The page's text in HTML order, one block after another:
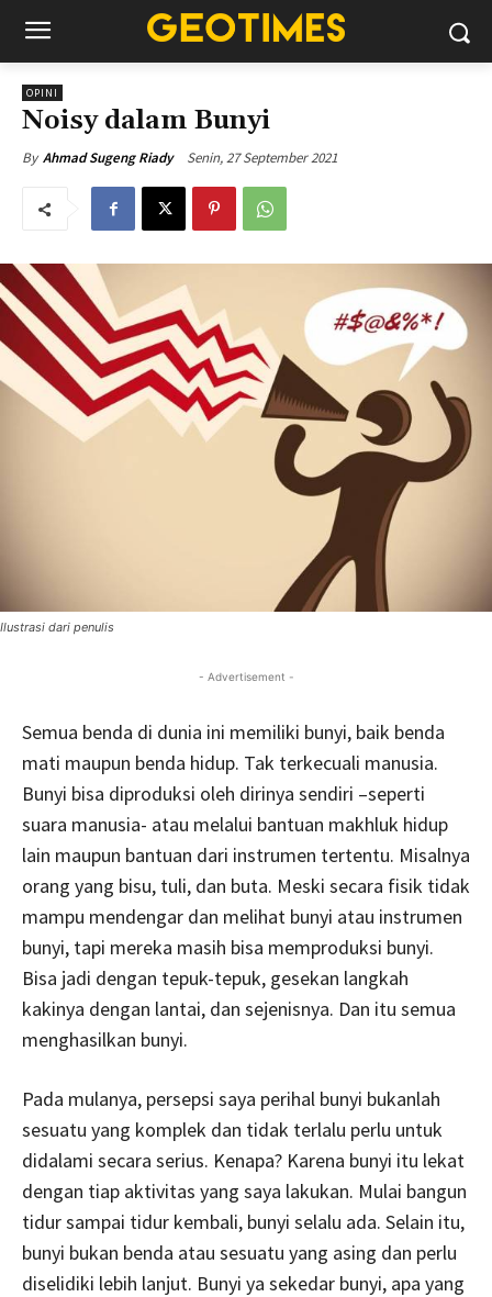
OPINI
Noisy dalam Bunyi
By Ahmad Sugeng Riady Senin, 27 September 2021
Ilustrasi dari penulis
- Advertisement -
Semua benda di dunia ini memiliki bunyi, baik benda
mati maupun benda hidup. Tak terkecuali manusia.
Bunyi bisa diproduksi oleh dirinya sendiri –seperti
suara manusia- atau melalui bantuan makhluk hidup
lain maupun bantuan dari instrumen tertentu. Misalnya
orang yang bisu, tuli, dan buta. Meski secara fisik tidak
mampu mendengar dan melihat bunyi atau instrumen
bunyi, tapi mereka masih bisa memproduksi bunyi.
Bisa jadi dengan tepuk-tepuk, gesekan langkah
kakinya dengan lantai, dan sejenisnya. Dan itu semua
menghasilkan bunyi.
Pada mulanya, persepsi saya perihal bunyi bukanlah
sesuatu yang komplek dan tidak terlalu perlu untuk
didalami secara serius. Kenapa? Karena bunyi itu lekat
dengan tiap aktivitas yang saya lakukan. Mulai bangun
tidur sampai tidur kembali, bunyi selalu ada. Selain itu,
bunyi bukan benda atau sesuatu yang asing dan perlu
diselidiki lebih lanjut. Bunyi ya sekedar bunyi, apa yang